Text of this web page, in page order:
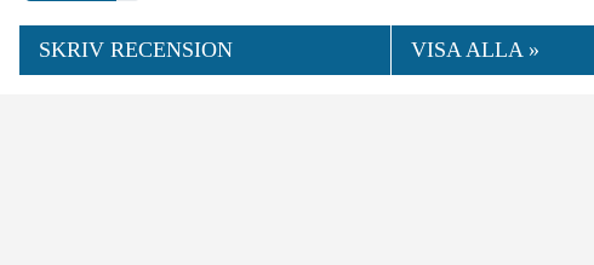
SKRIV RECENSION VISA ALLA »